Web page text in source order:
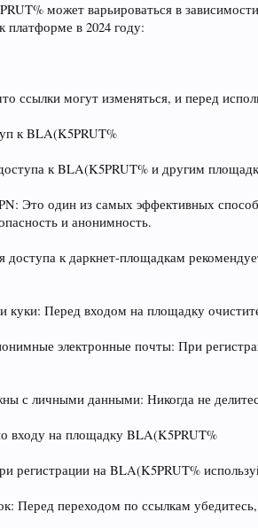
может варьироваться в
платформе в 2024 году:
ссылки могут изменяться, и перед
к BLA(K5PRUT%
к BLA(K5PRUT% и другим
Это один из самых эффективных
и анонимность.
доступа к даркнет-площадкам
Перед входом на площадку
электронные почты: При
с личными данными: Никогда не
входу на площадку BLA(K5PRUT%
регистрации на BLA(K5PRUT%
Перед переходом по ссылкам